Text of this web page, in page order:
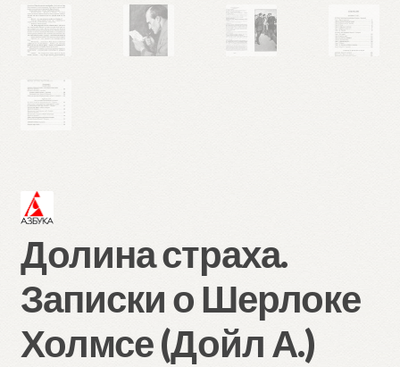
Долина страха.
Записки о Шерлоке
Холмсе (Дойл А.)